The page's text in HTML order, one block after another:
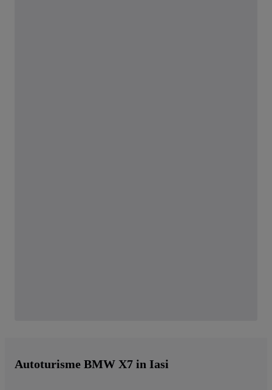
Autoturisme BMW X7 in Iasi